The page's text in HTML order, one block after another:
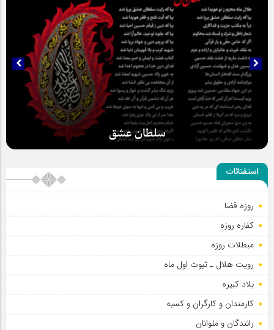
سلطان عشق
استفتائات
روزه قضا
کفاره روزه
مبطلات روزه
رویت هلال ـ ثبوت اول ماه
بلاد کبیره
کارمندان و کارگران و کسبه
رانندگان و ملوانان